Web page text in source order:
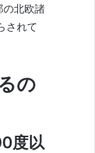
の北欧諸
されて
の
度以